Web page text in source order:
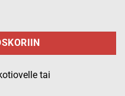
- Keltainen EN
tai